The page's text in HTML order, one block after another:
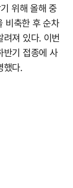
위해 올해 중
비축한 후 순차
져 있다. 이번
반기 접종에 사
했다.